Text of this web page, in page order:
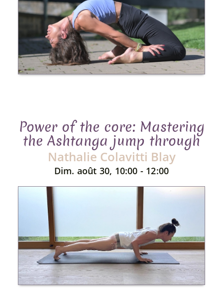
Power of the core: Mastering
the Ashtanga jump through
Nathalie Colavitti Blay
Dim. août 30, 10:00 - 12:00